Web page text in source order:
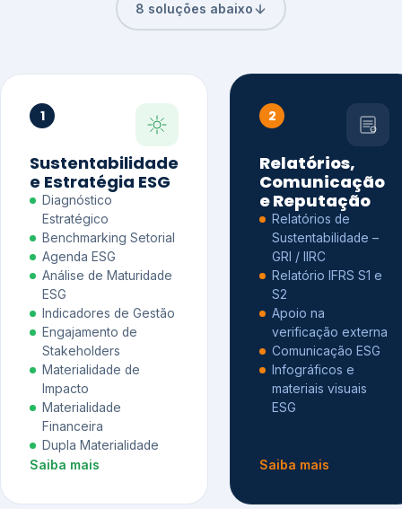
8 soluções abaixo
1
Sustentabilidade
e Estratégia ESG
Diagnóstico
Estratégico
Benchmarking Setorial
Agenda ESG
Análise de Maturidade
ESG
Indicadores de Gestão
Engajamento de
Stakeholders
Materialidade de
Impacto
Materialidade
Financeira
Dupla Materialidade
Saiba mais
2
Relatórios,
Comunicação
e Reputação
Relatórios de
Sustentabilidade –
GRI / IIRC
Relatório IFRS S1 e
S2
Apoio na
verificação externa
Comunicação ESG
Infográficos e
materiais visuais
ESG
Saiba mais